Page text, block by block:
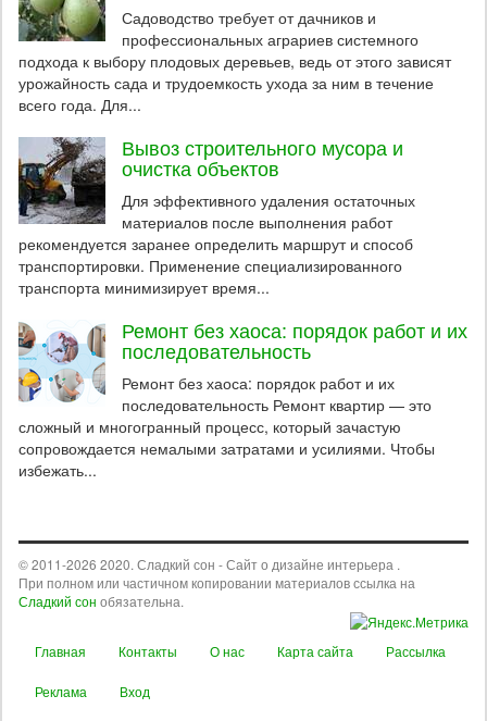
Садоводство требует от дачников и
профессиональных аграриев системного
подхода к выбору плодовых деревьев, ведь от этого зависят
урожайность сада и трудоемкость ухода за ним в течение
всего года. Для...
Вывоз строительного мусора и
очистка объектов
Для эффективного удаления остаточных
материалов после выполнения работ
рекомендуется заранее определить маршрут и способ
транспортировки. Применение специализированного
транспорта минимизирует время...
Ремонт без хаоса: порядок работ и их
последовательность
Ремонт без хаоса: порядок работ и их
последовательность Ремонт квартир — это
сложный и многогранный процесс, который зачастую
сопровождается немалыми затратами и усилиями. Чтобы
избежать...
© 2011-2026 2020. Сладкий сон - Сайт о дизайне интерьера .
При полном или частичном копировании материалов ссылка на
Сладкий сон обязательна.
Главная Контакты О нас Карта сайта Рассылка
Реклама Вход